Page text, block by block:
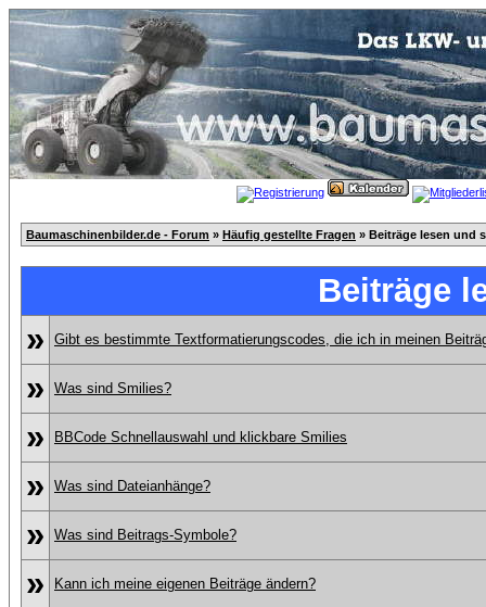
Baumaschinenbilder.de - Forum » Häufig gestellte Fragen » Beiträge lesen und
Beiträge
»
Gibt es bestimmte Textformatierungscodes, die ich in meinen
» Was sind Smilies?
» BBCode Schnellauswahl und klickbare Smilies
» Was sind Dateianhänge?
» Was sind Beitrags-Symbole?
» Kann ich meine eigenen Beiträge ändern?